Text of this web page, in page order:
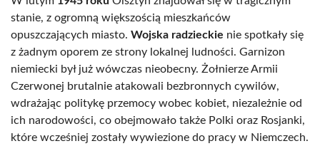
stanie, z ogromną większością mieszkańców
opuszczających miasto. Wojska radzieckie nie spotkały się
z żadnym oporem ze strony lokalnej ludności. Garnizon
niemiecki był już wówczas nieobecny. Żołnierze Armii
Czerwonej brutalnie atakowali bezbronnych cywilów,
wdrażając politykę przemocy wobec kobiet, niezależnie od
ich narodowości, co obejmowało także Polki oraz Rosjanki,
które wcześniej zostały wywiezione do pracy w Niemczech.